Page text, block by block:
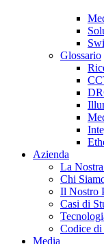
Glossario
Azienda
La
Chi
Il Nostro
Casi di
Codice di
Media